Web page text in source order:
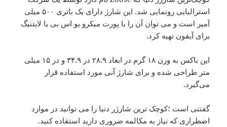
استرالیایی رونمایی شد. این شارژ دارای یک باتری ۵۰۰ میلی
آمپر است و می توان آن را با پورت میکرو یو اس بی یا لایتنیگ
برای آیفون تهیه کرد.
این باکس به وزن ۱۸ گرم در ابعاد ۲۸.۹ در ۳۴.۹ و در ۱۵ میلی
متر طراحی شده و برای شارژ آنی مورد استفاده قرار
می‌گیرد.
گفتنی است ؛کوچک ترین شارژر دنیا را می توانید در موارد
اضطراری که نیاز به مکالمه ضروری دارید استفاده کنید.